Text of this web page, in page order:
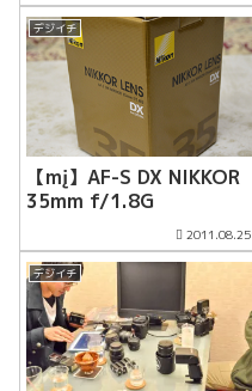
デジイチ
【mį】AF-S DX NIKKOR
35mm f/1.8G
2011.08.25
デジイチ